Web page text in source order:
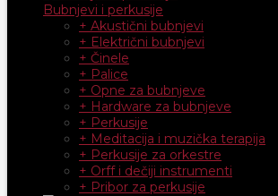
Bubnjevi i perkusije
+ Akustični bubnjevi
+ Električni bubnjevi
+ Činele
+ Palice
+ Opne za bubnjeve
+ Hardware za bubnjeve
+ Perkusije
+ Meditacija i muzička terapija
+ Perkusije za orkestre
+ Orff i dečiji instrumenti
+ Pribor za perkusije